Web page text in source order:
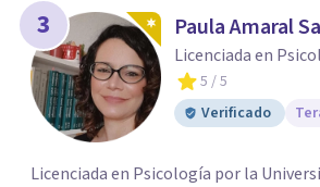
3 Paula Amaral
Licenciada en
5 / 5
Verificado
Licenciada en Psicología por la